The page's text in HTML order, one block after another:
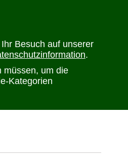
Besuch auf unserer
.
müssen, um die
Kategorien
anbieten zu
ANSPRECHPARTNER